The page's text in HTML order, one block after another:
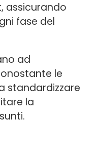
assicurando
fase del
ad
le
standardizzare
la